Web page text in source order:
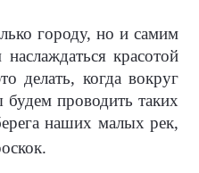
городу, но и самим
красотой
делать, когда вокруг
проводить таких
наших малых рек,